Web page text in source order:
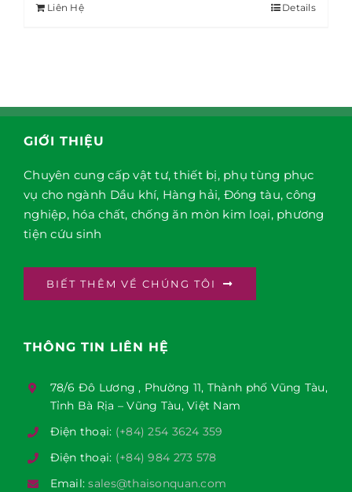
Liên Hệ Details
GIỚI THIỆU
Chuyên cung cấp vật tư, thiết bị, phụ tùng phục
vụ cho ngành Dầu khí, Hàng hải, Đóng tàu, công
nghiệp, hóa chất, chống ăn mòn kim loại, phương
tiện cứu sinh
BIẾT THÊM VỀ CHÚNG TÔI
THÔNG TIN LIÊN HỆ
78/6 Đô Lương , Phường 11, Thành phố Vũng Tàu,
Tỉnh Bà Rịa – Vũng Tàu, Việt Nam
Điện thoại: (+84) 254 3624 359
Điện thoại: (+84) 984 273 578
Email:sales@thaisonquan.com